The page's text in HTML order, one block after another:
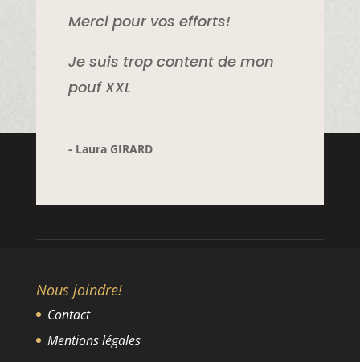
Merci pour vos efforts!
Je suis trop content de mon
pouf XXL
- Laura GIRARD
Nous joindre!
Contact
Mentions légales